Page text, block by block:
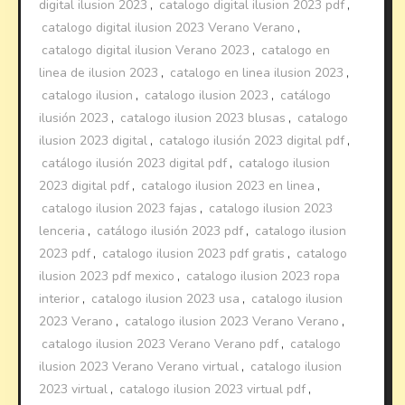
digital ilusion 2023 , catalogo digital ilusion 2023 pdf ,
catalogo digital ilusion 2023 Verano Verano ,
catalogo digital ilusion Verano 2023 , catalogo en
linea de ilusion 2023 , catalogo en linea ilusion 2023 ,
catalogo ilusion , catalogo ilusion 2023 , catálogo
ilusión 2023 , catalogo ilusion 2023 blusas , catalogo
ilusion 2023 digital , catalogo ilusión 2023 digital pdf ,
catálogo ilusión 2023 digital pdf , catalogo ilusion
2023 digital pdf , catalogo ilusion 2023 en linea ,
catalogo ilusion 2023 fajas , catalogo ilusion 2023
lenceria , catálogo ilusión 2023 pdf , catalogo ilusion
2023 pdf , catalogo ilusion 2023 pdf gratis , catalogo
ilusion 2023 pdf mexico , catalogo ilusion 2023 ropa
interior , catalogo ilusion 2023 usa , catalogo ilusion
2023 Verano , catalogo ilusion 2023 Verano Verano ,
catalogo ilusion 2023 Verano Verano pdf , catalogo
ilusion 2023 Verano Verano virtual , catalogo ilusion
2023 virtual , catalogo ilusion 2023 virtual pdf ,